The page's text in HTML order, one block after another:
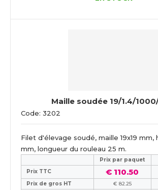
Maille soudée 19/1.4/
Code: 3202
Filet d'élevage soudé, maille 19x19 mm,
mm, longueur du rouleau 25 m.
Prix ​​par paquet
Prix TTC
€ 110.50
Prix de gros HT
€ 82.25